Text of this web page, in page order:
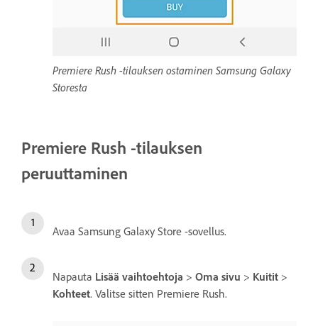
Premiere Rush -tilauksen ostaminen Samsung Galaxy
Storesta
Premiere Rush -tilauksen
peruuttaminen
Avaa Samsung Galaxy Store -sovellus.
Napauta Lisää vaihtoehtoja > Oma sivu > Kuitit >
Kohteet. Valitse sitten Premiere Rush.